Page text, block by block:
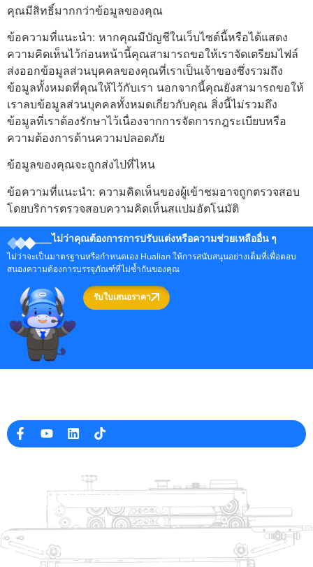
คุณมีสิทธิ์มากกว่าข้อมูลของคุณ
ข้อความที่แนะนำ: หากคุณมีบัญชีในเว็บไซต์นี้หรือได้แสดง
ความคิดเห็นไว้ก่อนหน้านี้คุณสามารถขอให้เราจัดเตรียมไฟล์
ส่งออกข้อมูลส่วนบุคคลของคุณที่เราเป็นเจ้าของซึ่งรวมถึง
ข้อมูลทั้งหมดที่คุณให้ไว้กับเรา นอกจากนี้คุณยังสามารถขอให้
เราลบข้อมูลส่วนบุคคลทั้งหมดเกี่ยวกับคุณ สิ่งนี้ไม่รวมถึง
ข้อมูลที่เราต้องรักษาไว้เนื่องจากการจัดการกฎระเบียบหรือ
ความต้องการด้านความปลอดภัย
ข้อมูลของคุณจะถูกส่งไปที่ไหน
ข้อความที่แนะนำ: ความคิดเห็นของผู้เข้าชมอาจถูกตรวจสอบ
โดยบริการตรวจสอบความคิดเห็นสแปมอัตโนมัติ
ไม่ว่าคุณต้องการการปรับแต่งหรือความช่วยเหลืออื่น ๆ
ไม่ว่าจะเป็นมาตรฐานหรือกำหนดเอง Hualian ให้การสนับสนุนอย่างเต็มที่เพื่อตอบ
สนองความต้องการบรรจุภัณฑ์ที่ไม่ซ้ำกันของคุณ
รับใบเสนอราคา
ลิงค์ช่วยเหลือ
สินค้า
สารละลาย
สินค้า
เครื่องบรรจุหีบห่อ Thermoforming
+8613738733841
หมายเลข 2 Dawei Road, Gaoxiang
เขตอุตสาหกรรม, Wenzhou, Zhejiang, China